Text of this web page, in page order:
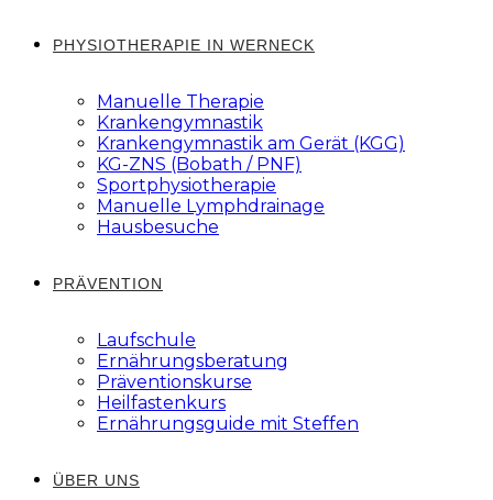
PHYSIOTHERAPIE IN WERNECK
Manuelle Therapie
Krankengymnastik
Krankengymnastik am Gerät (KGG)
KG-ZNS (Bobath / PNF)
Sportphysiotherapie
Manuelle Lymphdrainage
Hausbesuche
PRÄVENTION
Laufschule
Ernährungsberatung
Präventionskurse
Heilfastenkurs
Ernährungsguide mit Steffen
ÜBER UNS